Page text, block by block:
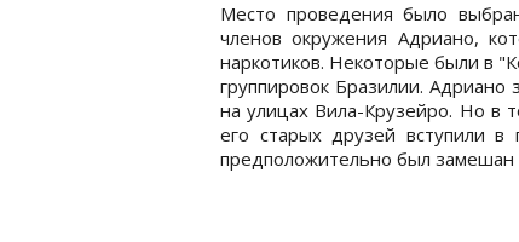
Место проведения было
членов окружения Адриано,
наркотиков. Некоторые были в
группировок Бразилии. Адриано
на улицах Вила-Крузейро. Но в
его старых друзей вступили
предположительно был замешан